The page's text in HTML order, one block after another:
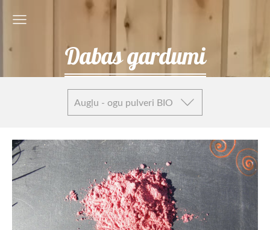
Dabas gardumi
Augļu - ogu pulveri BIO